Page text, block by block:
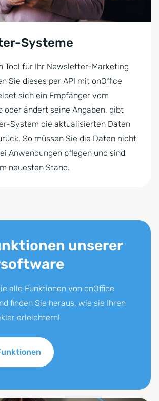
Systeme
Tool für Ihr Newsletter-Marketing
Sie dieses per API mit onOffice
sich ein Empfänger vom
oder ändert seine Angaben, gibt
System die aktualisierten Daten
So müssen Sie die Daten nicht
Anwendungen pflegen und sind
neuesten Stand.
unserer
alle Funktionen von onOffice
finden Sie heraus, wie sie Ihren
erleichtern!